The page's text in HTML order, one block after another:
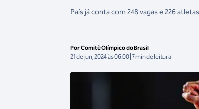
País já conta com 248 vagas e 226
Por Comitê Olímpico do Brasil
21 de jun, 2024 às 06:00 | 7 min de leitura